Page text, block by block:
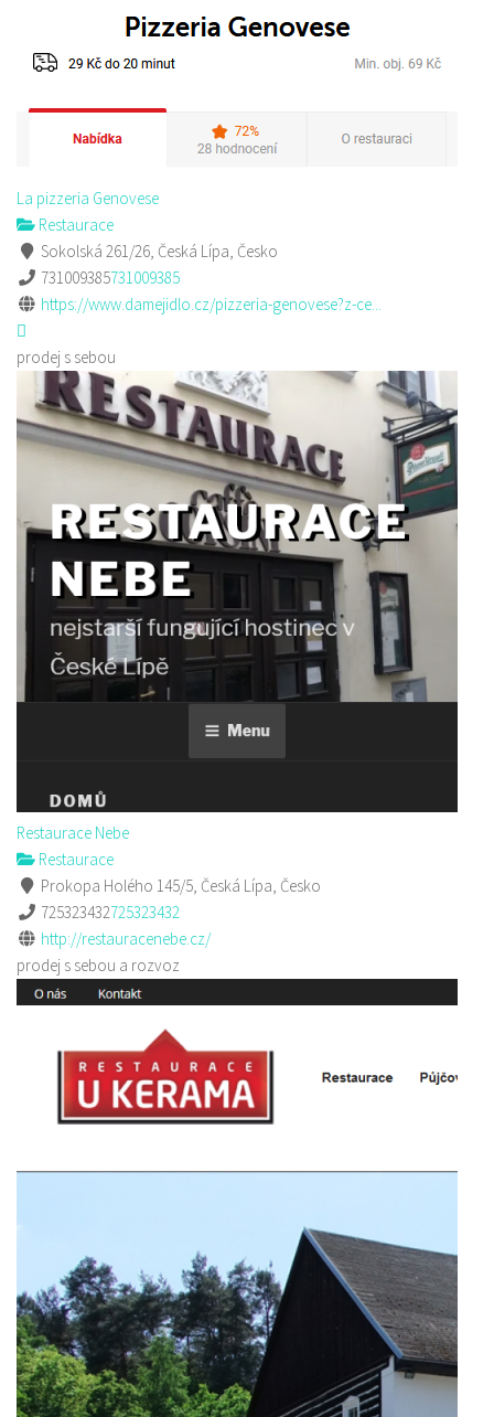
La pizzeria Genovese
Restaurace
Sokolská 261/26, Česká Lípa, Česko
731009385731009385
https://www.damejidlo.cz/pizzeria-genovese?z-ce...
prodej s sebou
Restaurace Nebe
Restaurace
Prokopa Holého 145/5, Česká Lípa, Česko
725323432725323432
http://restauracenebe.cz/
prodej s sebou a rozvoz